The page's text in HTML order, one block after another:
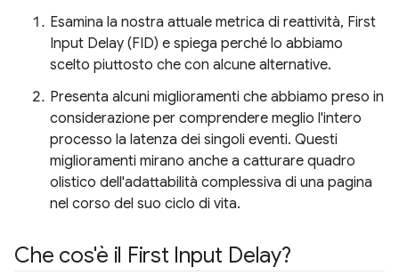
Esamina la nostra attuale metrica di reattività, First
Input Delay (FID) e spiega perché lo abbiamo
scelto piuttosto che con alcune alternative.
Presenta alcuni miglioramenti che abbiamo preso in
considerazione per comprendere meglio l'intero
processo la latenza dei singoli eventi. Questi
miglioramenti mirano anche a catturare quadro
olistico dell'adattabilità complessiva di una pagina
nel corso del suo ciclo di vita.
Che cos'è il First Input Delay?